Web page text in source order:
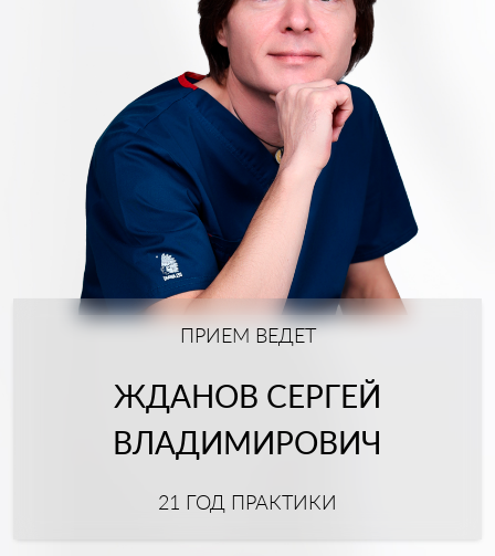
ПРИЕМ ВЕДЕТ
ЖДАНОВ СЕРГЕЙ
ВЛАДИМИРОВИЧ
21 ГОД ПРАКТИКИ